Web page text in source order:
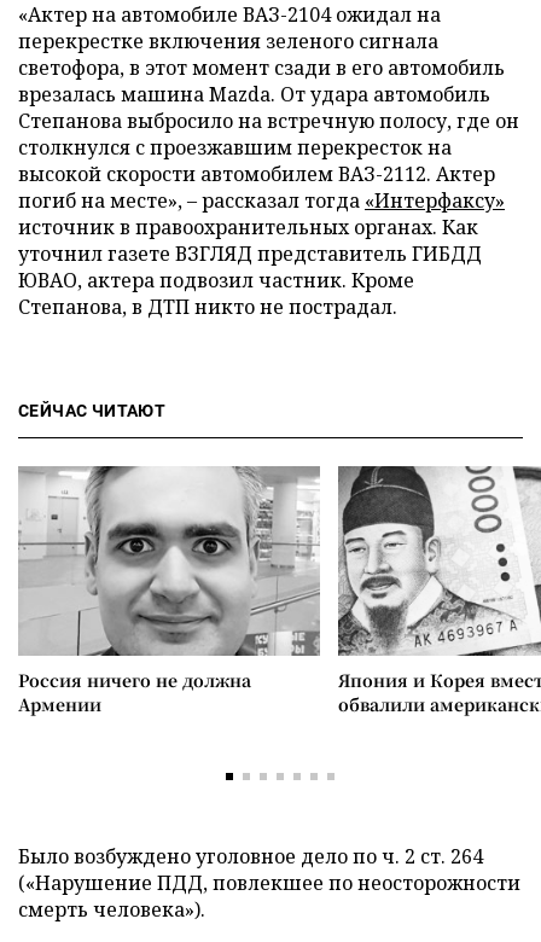
«Актер на автомобиле ВАЗ-2104 ожидал на
перекрестке включения зеленого сигнала
светофора, в этот момент сзади в его автомобиль
врезалась машина Mazda. От удара автомобиль
Степанова выбросило на встречную полосу, где он
столкнулся с проезжавшим перекресток на
высокой скорости автомобилем ВАЗ-2112. Актер
погиб на месте», – рассказал тогда «Интерфаксу»
источник в правоохранительных органах. Как
уточнил газете ВЗГЛЯД представитель ГИБДД
ЮВАО, актера подвозил частник. Кроме
Степанова, в ДТП никто не пострадал.
СЕЙЧАС ЧИТАЮТ
Россия ничего не должна
Армении
Япония и Корея
обвалили
Было возбуждено уголовное дело по ч. 2 ст. 264
(«Нарушение ПДД, повлекшее по неосторожности
смерть человека»).